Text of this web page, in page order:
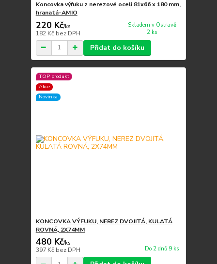
Koncovka výfuku z nerezové oceli 81x66 x 180 mm,
hranatá-AMIO
220 Kč/ks
182 Kč bez DPH
Skladem v Ostravě
2 ks
Přidat do košíku
TOP produkt
Akce
Novinka
KONCOVKA VÝFUKU, NEREZ DVOJITÁ, KULATÁ
ROVNÁ, 2X74MM
480 Kč/ks
397 Kč bez DPH Do 2 dnů 9 ks